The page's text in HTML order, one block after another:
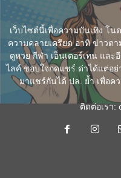
เว็บไซต์นี้เพื่อความบันเทิง โ
ความคลายเครียด อาทิ ข่าวต
ดูหวย กีฬา เอ็นเตอร์เทน และ
ไลค์ ชอบใจกดแชร์ ด่าได้แต่อย่
มาแชร์กันได้ ปล. ย้ำ เพื่อค
ติดต่อเรา: